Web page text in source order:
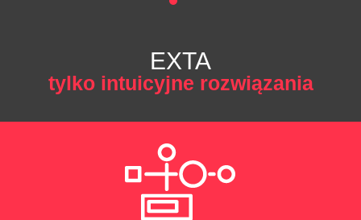
EXTA
tylko intuicyjne rozwiązania